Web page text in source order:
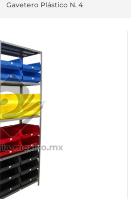
Gavetero Plástico N. 4